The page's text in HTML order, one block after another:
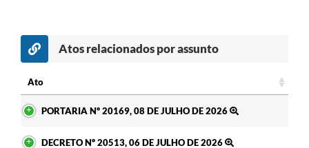
Atos relacionados por assunto
Ato
PORTARIA Nº 20169, 08 DE JULHO DE 2026
DECRETO Nº 20513, 06 DE JULHO DE 2026